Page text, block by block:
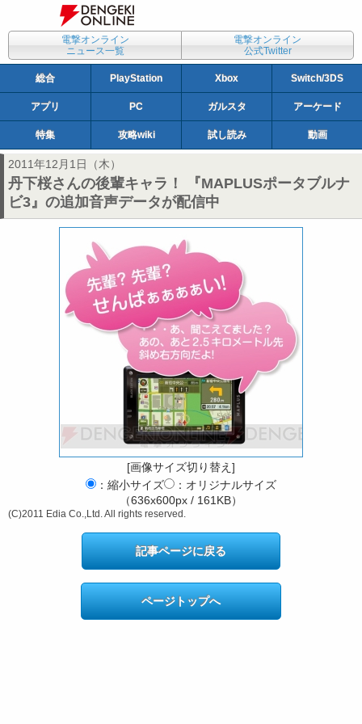
電撃オンライン
ニュース一覧
電撃オンライン
公式Twitter
総合 PlayStation Xbox Switch/3DS
アプリ PC ガルスタ アーケード
特集 攻略wiki 試し読み 動画
2011年12月1日（木）
丹下桜さんの後輩キャラ！ 『MAPLUSポータブルナ
ビ3』の追加音声データが配信中
[画像サイズ切り替え]
：縮小サイズ
：オリジナルサイズ
（636x600px / 161KB）
(C)2011 Edia Co.,Ltd. All rights reserved.
記事ページに戻る
ページトップへ